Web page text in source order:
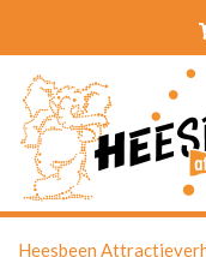
Heesbeen